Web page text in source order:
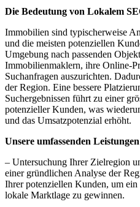
Die Bedeutung von Lokalem
Immobilien sind typischerweise
und die meisten potenziellen
Umgebung nach passenden
Immobilienmaklern, ihre Online-
Suchanfragen auszurichten.
der Region. Eine bessere
Suchergebnissen führt zu einer
potenzieller Kunden, was
und das Umsatzpotenzial erhöht.
Unsere umfassenden
– Untersuchung Ihrer Zielregion
einer gründlichen Analyse der
Ihrer potenziellen Kunden, um ein
lokale Marktlage zu gewinnen.